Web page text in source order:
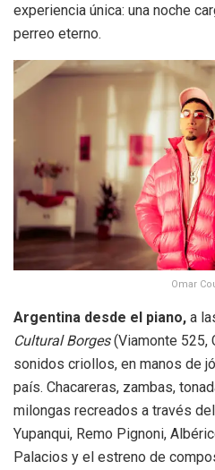
experiencia única: una noche
perreo eterno.
Omar
Argentina desde el piano, a
Cultural Borges(Viamonte 525,
sonidos criollos, en manos de
país. Chacareras, zambas,
milongas recreados a través
Yupanqui, Remo Pignoni,
Palacios y el estreno de